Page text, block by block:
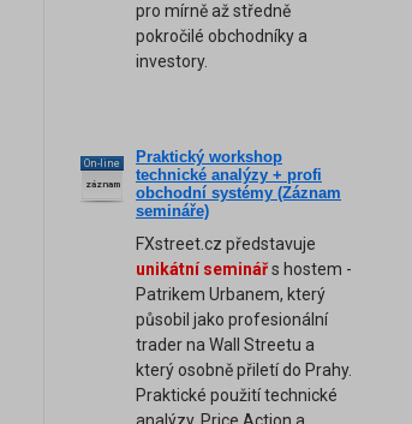
pro mírně až středně
pokročilé obchodníky a
investory.
On-line
záznam
Praktický workshop
technické analýzy + profi
obchodní systémy (Záznam
semináře)
FXstreet.cz představuje
unikátní seminářs hostem -
Patrikem Urbanem, který
působil jako profesionální
trader na Wall Streetu a
který osobně přiletí do Prahy.
Praktické použití technické